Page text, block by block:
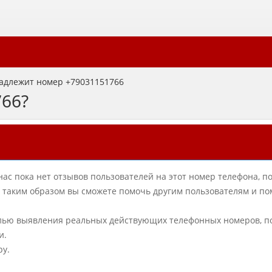
номер +79031151766
пока нет отзывов пользователей на этот номер телефона,
образом вы сможете помочь другим пользователям и
выявления реальных действующих телефонных номеров,